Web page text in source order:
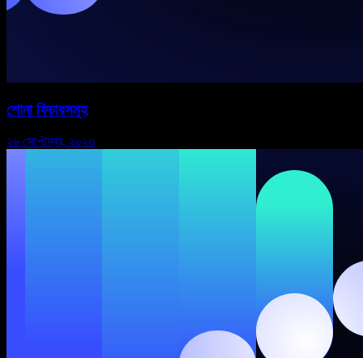
শোনা ফিচারসমূহ
২৬ সেপ্টেম্বর, ২০২৩